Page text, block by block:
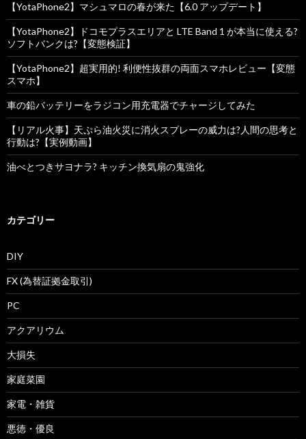
【YotaPhone2】マシュマロの春が来た【6.0 アップデート】
【YotaPhone2】ドコモプラスエリアと LTE Band 1 が本当に使える?
ソフトバンクは?【変態検証】
【YotaPhone2】超実用的! 利便性抜群の両面スマホレビュー【変態
スマホ】
車の鉛バッテリーをラジコン用充電器でチャージしてみた
【リアル火事】天ぷら油火災に消火スプレーの威力は?人間の思考と
行動は?【実例動画】
油べとつきサヨナラ? キッチン換気扇の鬼強化
カテゴリー
DIY
FX (為替証拠金取引)
PC
アクアリウム
大損失
家庭菜園
家電・雑貨
悪徳・優良